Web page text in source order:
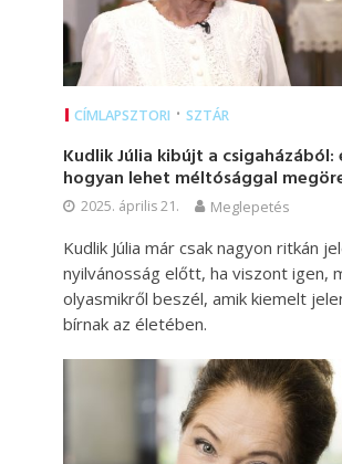
CÍMLAPSZTORI • SZTÁR
Kudlik Júlia kibújt a
hogyan lehet méltósággal
2025. április 21. Meglepetés
Kudlik Júlia már csak nagyon ritkán
nyilvánosság előtt, ha viszont igen,
olyasmikről beszél, amik kiemelt
bírnak az életében.